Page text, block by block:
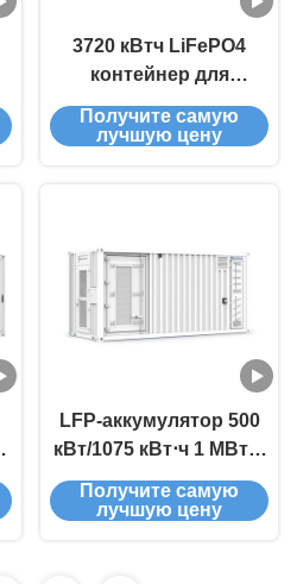
3720 кВтч LiFePO4
контейнер для
промышленного
хранения энергии с
Получите самую
лучшую цену
LFP-аккумулятор 500
кВт/1075 кВт⋅ч 1 МВт⋅ч
интегрированная
система накопления
Получите самую
лучшую цену